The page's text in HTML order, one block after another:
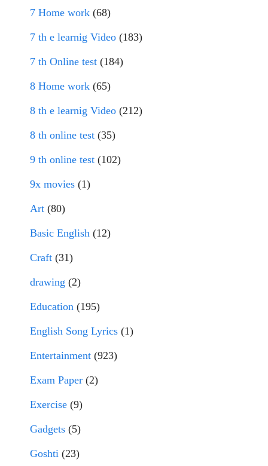
7 Home work (68)
7 th e learnig Video (183)
7 th Online test (184)
8 Home work (65)
8 th e learnig Video (212)
8 th online test (35)
9 th online test (102)
9x movies (1)
Art (80)
Basic English (12)
Craft (31)
drawing (2)
Education (195)
English Song Lyrics (1)
Entertainment (923)
Exam Paper (2)
Exercise (9)
Gadgets (5)
Goshti (23)